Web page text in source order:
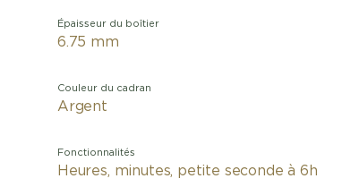
Épaisseur du boîtier
6.75 mm
Couleur du cadran
Argent
Fonctionnalités
Heures, minutes, petite seconde à 6h